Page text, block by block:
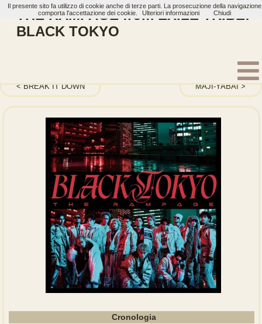
THE RAMPAGE from EXILE TRIBE:
BLACK TOKYO
BREAK IT DOWN MAJI-YABAI
Cronologia
Il presente sito fa utilizzo di cookie anche di terze parti. La prosecuzione della navigazione
comporta l'accettazione dei cookie.
Ulteriori informazioni Chiudi